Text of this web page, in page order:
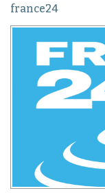
france24